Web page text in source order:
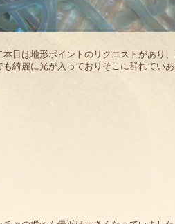
本目は地形ポイントのリクエストがあり
も綺麗に光が入っておりそこに群れてい